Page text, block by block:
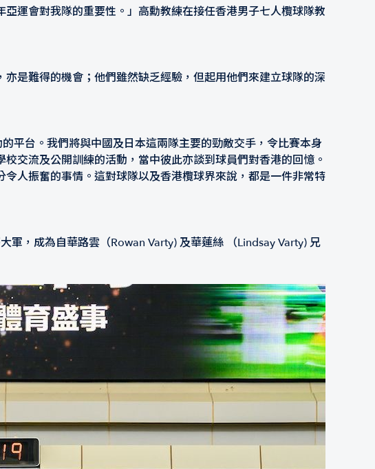
運會對我隊的重要性。」高勳教練在接任香港男子七人欖球隊教
是難得的機會；他們雖然缺乏經驗，但起用他們來建立球隊的深
平台。我們將與中國及日本這兩隊主要的勁敵交手，令比賽本身
交流及公開訓練的活動，當中彼此亦談到球員們對香港的回憶。
人振奮的事情。這對球隊以及香港欖球界來說，都是一件非常特
，成為自華路雲（Rowan Varty) 及華蓮絲 （Lindsay Varty) 兄